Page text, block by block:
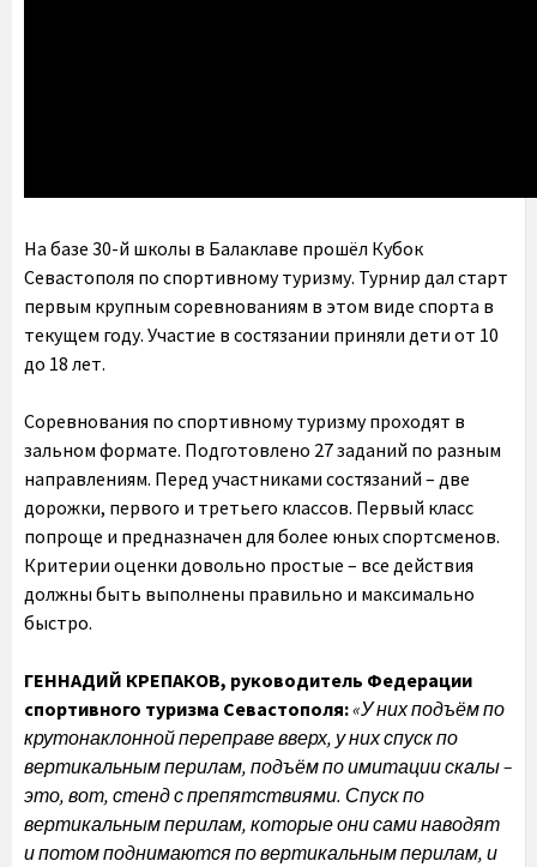
На базе 30-й школы в Балаклаве прошёл Кубок
Севастополя по спортивному туризму. Турнир дал старт
первым крупным соревнованиям в этом виде спорта в
текущем году. Участие в состязании приняли дети от 10
до 18 лет.
Соревнования по спортивному туризму проходят в
зальном формате. Подготовлено 27 заданий по разным
направлениям. Перед участниками состязаний – две
дорожки, первого и третьего классов. Первый класс
попроще и предназначен для более юных спортсменов.
Критерии оценки довольно простые – все действия
должны быть выполнены правильно и максимально
быстро.
ГЕННАДИЙ КРЕПАКОВ, руководитель Федерации
спортивного туризма Севастополя:«У них подъём по
крутонаклонной переправе вверх, у них спуск по
вертикальным перилам, подъём по имитации скалы –
это, вот, стенд с препятствиями. Спуск по
вертикальным перилам, которые они сами наводят
и потом поднимаются по вертикальным перилам, и